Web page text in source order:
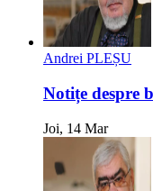
Andrei PLEȘU
Notițe despre
Joi, 14 Mar